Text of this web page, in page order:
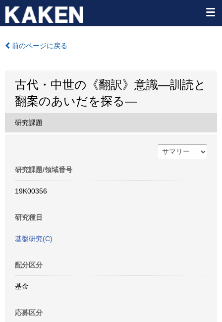
前のページに戻る
古代・中世の《翻訳》意識―訓読と
翻案のあいだを探る―
研究課題
研究課題/領域番号
19K00356
研究種目
基盤研究(C)
配分区分
基金
応募区分